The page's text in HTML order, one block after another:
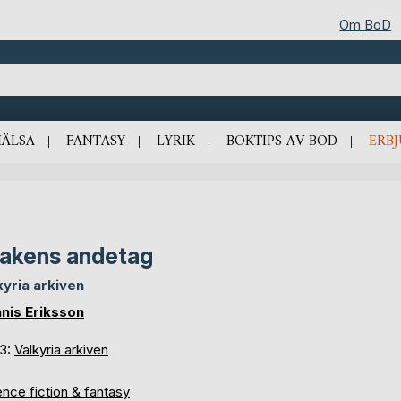
Om BoD
FANTASY LYRIK BOKTIPS AV BOD
andetag
arkiven
Eriksson
Valkyria arkiven
fiction & fantasy